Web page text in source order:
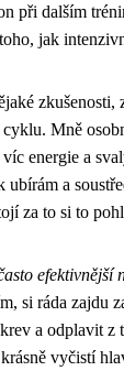
při dalším
jak
zkušenosti,
Mně
energie a
ubírám a
za to si to
efektivnější
si ráda zajdu
a odplavit z
vyčistí